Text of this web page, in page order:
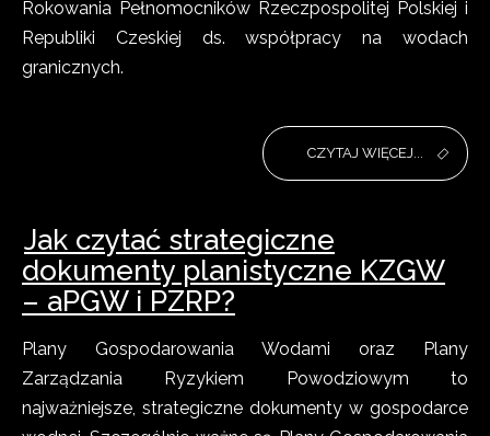
Rokowania Pełnomocników Rzeczpospolitej Polskiej i
Republiki Czeskiej ds. współpracy na wodach
granicznych.
CZYTAJ WIĘCEJ...
Jak czytać strategiczne
dokumenty planistyczne KZGW
– aPGW i PZRP?
Plany Gospodarowania Wodami oraz Plany
Zarządzania Ryzykiem Powodziowym to
najważniejsze, strategiczne dokumenty w gospodarce